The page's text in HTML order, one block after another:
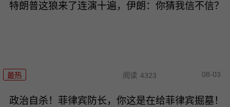
特朗普这狼来了连演十遍，伊朗：你猜我信不信？
最热 阅读 4323 08-03
政治自杀！菲律宾防长，你这是在给菲律宾掘墓！